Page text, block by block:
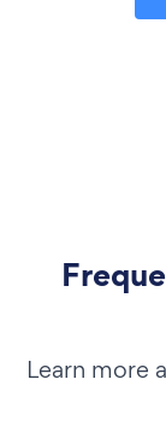
Learn more